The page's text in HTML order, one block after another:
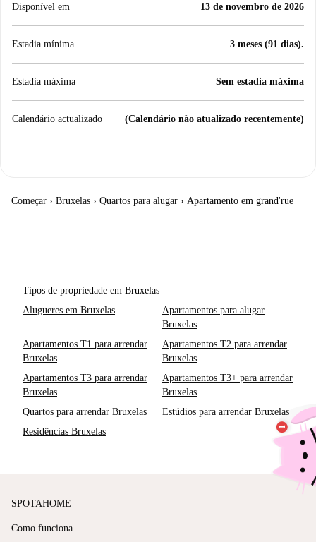
Disponível em 13 de novembro de 2026
Estadia mínima 3 meses (91 dias).
Estadia máxima Sem estadia máxima
Calendário actualizado (Calendário não atualizado recentemente)
Começar › Bruxelas › Quartos para alugar › Apartamento em grand'rue
Tipos de propriedade em Bruxelas
Alugueres em Bruxelas
Apartamentos para alugar
Bruxelas
Apartamentos T1 para arrendar
Bruxelas
Apartamentos T2 para arrendar
Bruxelas
Apartamentos T3 para arrendar
Bruxelas
Apartamentos T3+ para arrendar
Bruxelas
Quartos para arrendar Bruxelas
Estúdios para arrendar Bruxelas
Residências Bruxelas
SPOTAHOME
Como funciona